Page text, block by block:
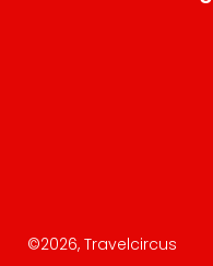
©2026, Travelcircus